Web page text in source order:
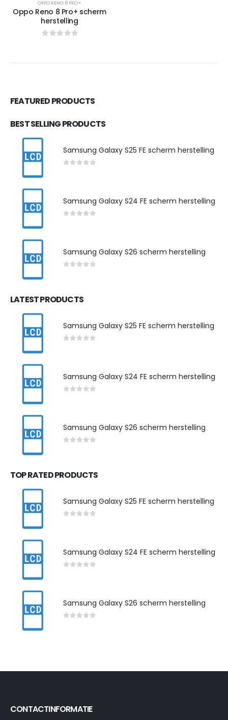
OPPO RENO 8 PRO+
Oppo Reno 8 Pro+ scherm
herstelling
FEATURED PRODUCTS
BEST SELLING PRODUCTS
Samsung Galaxy S25 FE scherm herstelling
Samsung Galaxy S24 FE scherm herstelling
Samsung Galaxy S26 scherm herstelling
LATEST PRODUCTS
Samsung Galaxy S25 FE scherm herstelling
Samsung Galaxy S24 FE scherm herstelling
Samsung Galaxy S26 scherm herstelling
TOP RATED PRODUCTS
Samsung Galaxy S25 FE scherm herstelling
Samsung Galaxy S24 FE scherm herstelling
Samsung Galaxy S26 scherm herstelling
CONTACTINFORMATIE